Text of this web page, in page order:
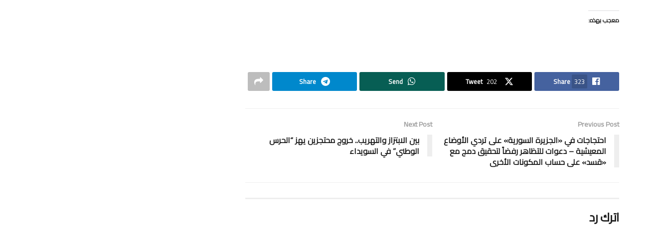
معجب بهذه:
Share 323
Tweet 202
Send
Share
Previous Post
احتجاجات في «الجزيرة السورية» على تردي الأوضاع
المعيشية – دعوات للتظاهر رفضاً لتحقيق دمج مع
«قسد» على حساب المكونات الأخرى
Next Post
بين الابتزاز والتهريب.. خروج محتجزين يهز “الحرس
الوطني” في السويداء
اترك رد